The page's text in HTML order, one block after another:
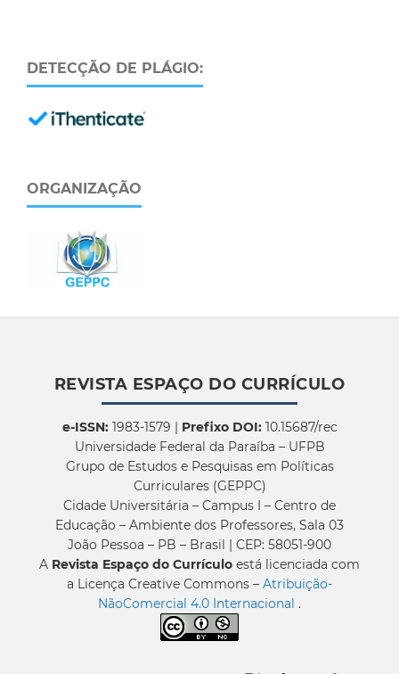
DETECÇÃO DE PLÁGIO:
ORGANIZAÇÃO
REVISTA ESPAÇO DO CURRÍCULO
e-ISSN:1983-1579 | Prefixo DOI:10.15687/rec
Universidade Federal da Paraíba – UFPB
Grupo de Estudos e Pesquisas em Políticas
Curriculares (GEPPC)
Cidade Universitária – Campus I – Centro de
Educação – Ambiente dos Professores, Sala 03
João Pessoa – PB – Brasil | CEP: 58051-900
A Revista Espaço do Currículo está licenciada com
a Licença Creative Commons – Atribuição-
NãoComercial 4.0 Internacional .